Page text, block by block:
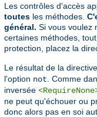
Les contrôles d'accès
toutes les méthodes.
général. Si vous voulez
certaines méthodes,
protection, placez la
Le résultat de la directive
l'option not . Comme
inversée
ne peut qu'échouer ou
donc alors pas en soi